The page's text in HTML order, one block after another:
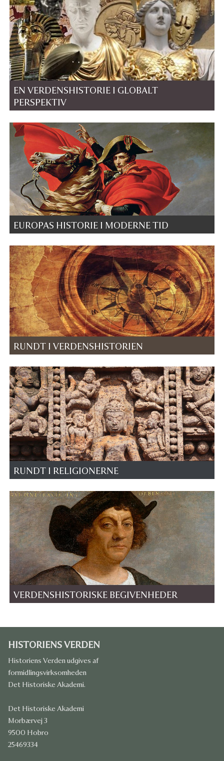
EN VERDENSHISTORIE I GLOBALT
PERSPEKTIV
EUROPAS HISTORIE I MODERNE TID
RUNDT I VERDENSHISTORIEN
RUNDT I RELIGIONERNE
VERDENSHISTORISKE BEGIVENHEDER
HISTORIENS VERDEN
Historiens Verden udgives af
formidlingsvirksomheden
Det Historiske Akademi.
Det Historiske Akademi
Morbærvej 3
9500 Hobro
25469334